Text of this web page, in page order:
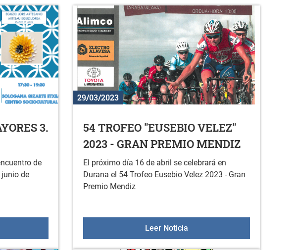
3.
de
de
ENCUENTRO MAYORES 3. TRIMESTRE
29/03/2023
54 TROFEO "EUSEBIO VELEZ"
2023 - GRAN PREMIO MENDIZ
El próximo día 16 de abril se celebrará en
Durana el 54 Trofeo Eusebio Velez 2023 - Gran
Premio Mendiz
Leer Noticia